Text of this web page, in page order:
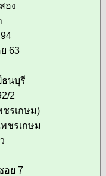
อง
63
ธนบุรี
2
ชรเกษม)
ชรเกษม
ย 7